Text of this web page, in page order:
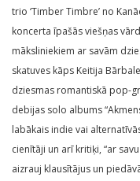
trio ‘Timber Timbre’ no
koncerta īpašās viešņas
māksliniekiem ar savām
skatuves kāps Keitija
dziesmas romantiskā pop-
debijas solo albums
labākais indie vai
cienītāji un arī kritiķi, “ar
aizrauj klausītājus un